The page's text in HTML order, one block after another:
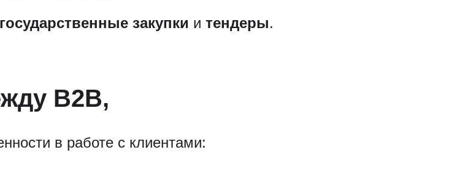
государственные закупки и тендеры.
B2B,
в работе с клиентами: